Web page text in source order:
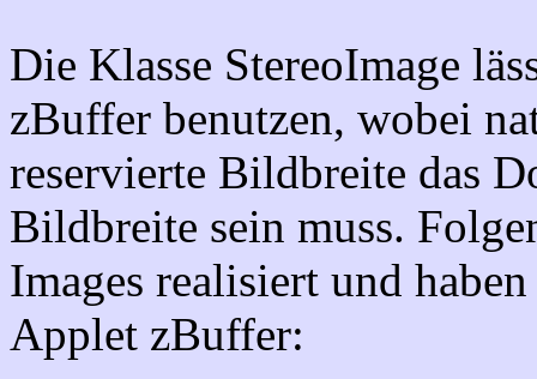
Die Klasse StereoImage
zBuffer benutzen, wobei
reservierte Bildbreite das
Bildbreite sein muss.
Images realisiert und
Applet zBuffer: